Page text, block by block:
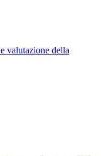
valutazione della